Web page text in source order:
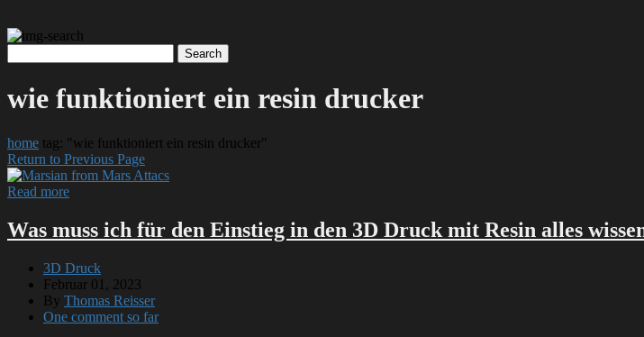
wie funktioniert ein resin drucker
home tag: "wie funktioniert ein resin drucker"
Return to Previous Page
Read more
Was muss ich für den Einstieg in den 3D Druck mit Resin alles
3D Druck
Februar 01, 2023
By Thomas Reisser
One comment so far